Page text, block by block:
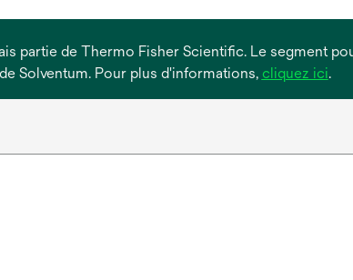
partie de Thermo Fisher Scientific. Le segment
Solventum. Pour plus d'informations, cliquez ici.